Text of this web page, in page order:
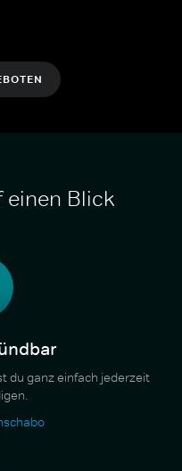
einen Blick
du ganz einfach jederzeit